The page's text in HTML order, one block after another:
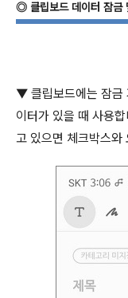
◎ 클립보드 데이터 잠금
▼ 클립보드에는 잠금
이터가 있을 때 사용
고 있으면 체크박스와